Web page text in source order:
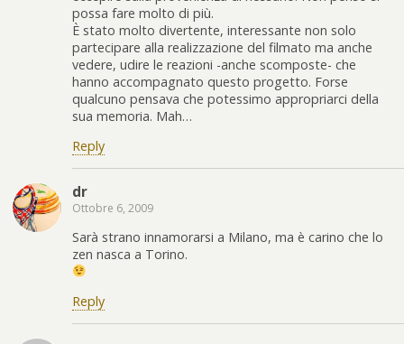
possa fare molto di più.
È stato molto divertente, interessante non solo
partecipare alla realizzazione del filmato ma anche
vedere, udire le reazioni -anche scomposte- che
hanno accompagnato questo progetto. Forse
qualcuno pensava che potessimo appropriarci della
sua memoria. Mah…
Reply
dr
Ottobre 6, 2009
Sarà strano innamorarsi a Milano, ma è carino che lo
zen nasca a Torino.
Reply